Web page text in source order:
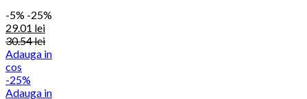
-5% -25%
29.01 lei
30.54lei
Adauga in
cos
-25%
Adauga in